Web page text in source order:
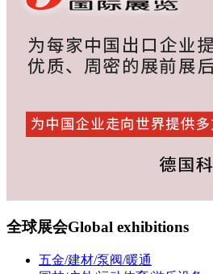
全球展会Global exhibitions
五金/建材/泵阀/暖通